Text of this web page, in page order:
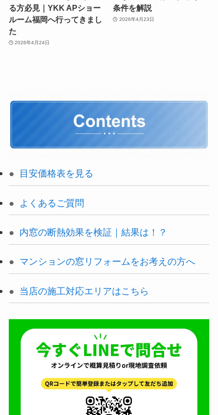
る方必見｜YKK APショー
ルーム福岡へ行ってきまし
た
2026年4月24日
条件を解説
2026年4月23日
目安価格表を見る
よくあるご質問
内窓の断熱効果を検証｜結果は！？
マンションの窓リフォームをお考えの方へ
当店の施工対応エリアはこちら